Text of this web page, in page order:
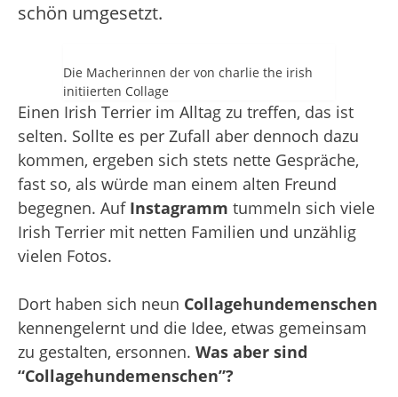
schön umgesetzt.
Die Macherinnen der von charlie the irish
initiierten Collage
Einen Irish Terrier im Alltag zu treffen, das ist
selten. Sollte es per Zufall aber dennoch dazu
kommen, ergeben sich stets nette Gespräche,
fast so, als würde man einem alten Freund
begegnen. Auf Instagramm tummeln sich viele
Irish Terrier mit netten Familien und unzählig
vielen Fotos.
Dort haben sich neun Collagehundemenschen
kennengelernt und die Idee, etwas gemeinsam
zu gestalten, ersonnen. Was aber sind
“Collagehundemenschen”?